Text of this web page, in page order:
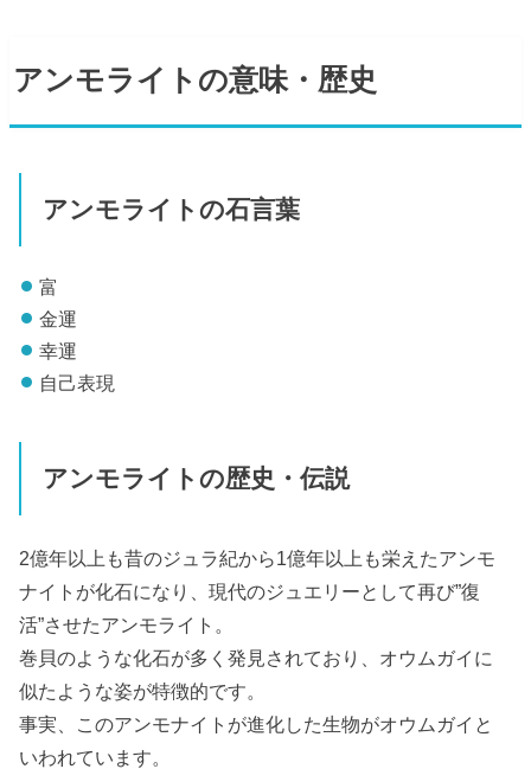
アンモライトの意味・歴史
アンモライトの石言葉
富
金運
幸運
自己表現
アンモライトの歴史・伝説
2億年以上も昔のジュラ紀から1億年以上も栄えたアンモ
ナイトが化石になり、現代のジュエリーとして再び”復
活”させたアンモライト。
巻貝のような化石が多く発見されており、オウムガイに
似たような姿が特徴的です。
事実、このアンモナイトが進化した生物がオウムガイと
いわれています。